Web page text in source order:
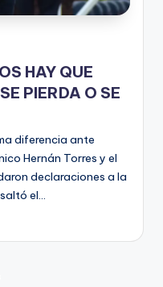
HAY QUE
PIERDA O SE
diferencia ante
Hernán Torres y el
declaraciones a la
el…